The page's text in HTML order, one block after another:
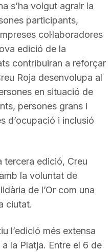
s’ha volgut agrair la
participants,
col·laboradores
edició de la
contribuiran a reforçar
Roja desenvolupa al
en situació de
persones grans i
d’ocupació i inclusió
tercera edició, Creu
la voluntat de
de l’Or com una
ciutat.
l’edició més extensa
la Platja. Entre el 6 de